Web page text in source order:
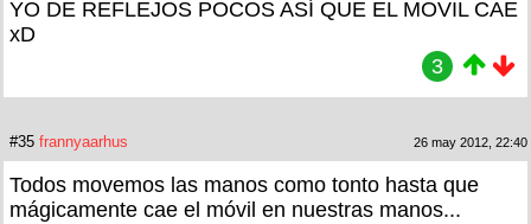
YO DE REFLEJOS POCOS ASÍ QUE EL MOVIL CAE
xD
3
#35 frannyaarhus 26 may 2012, 22:40
Todos movemos las manos como tonto hasta que
mágicamente cae el móvil en nuestras manos...